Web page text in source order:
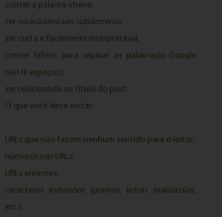
conter a palavra-chave;
ter no máximo um subdomínio;
ser curta e facilmente interpretável;
conter hifens para separar as palavras(o Google
não lê espaços);
ser relacionada ao título do post.
O que você deve evitar:
URLs que não fazem nenhum sentido para o leitor;
números nas URLs;
URLs enormes;
caracteres indevidos (pontos, letras maiúsculas,
etc.);